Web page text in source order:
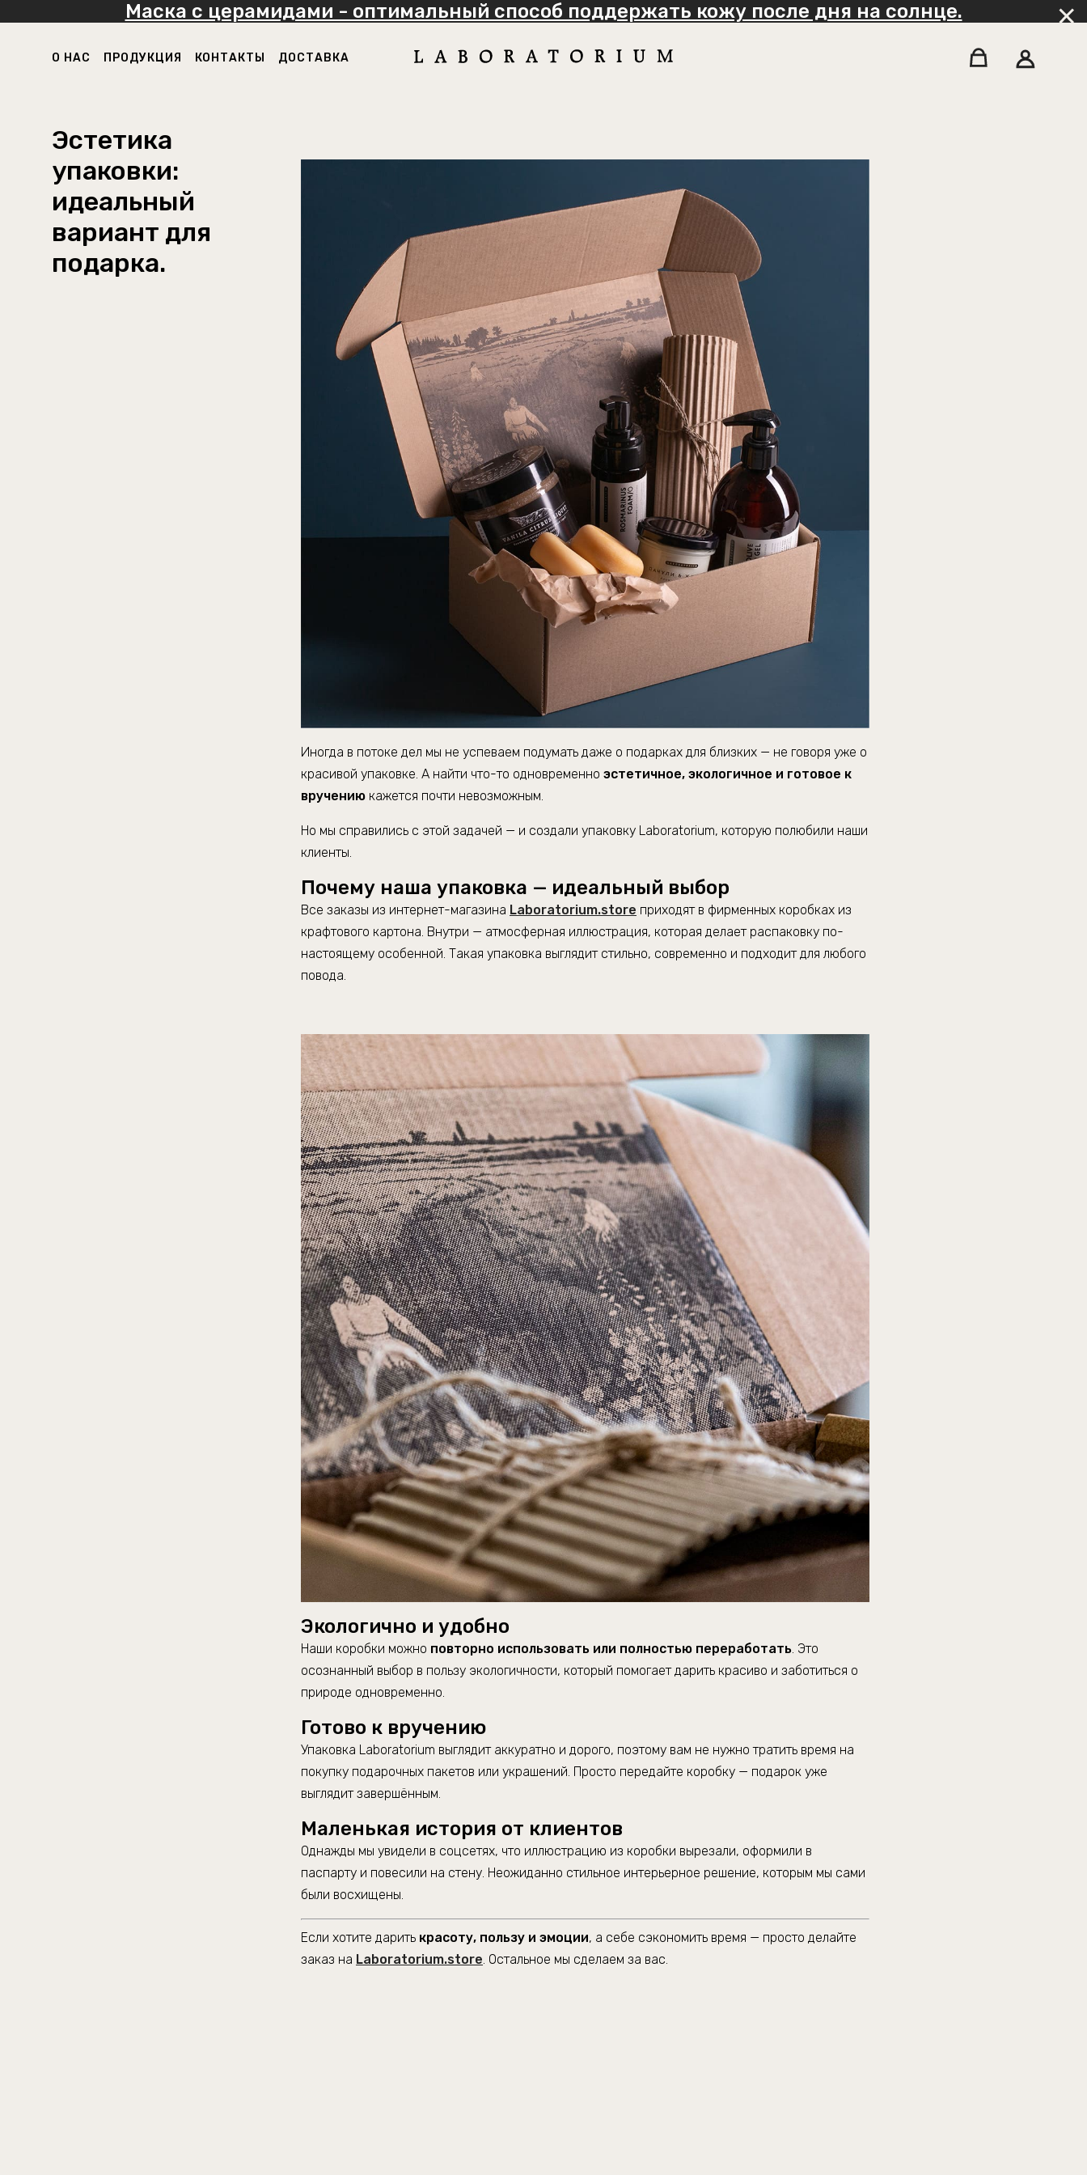
Маска с церамидами - оптимальный способ поддержать кожу после дня на солнце.
О НАС ПРОДУКЦИЯ КОНТАКТЫ ДОСТАВКА
Эстетика
упаковки:
идеальный
вариант для
подарка.
Иногда в потоке дел мы не успеваем подумать даже о подарках для близких — не говоря уже о
красивой упаковке. А найти что-то одновременно эстетичное, экологичное и готовое к
вручению кажется почти невозможным.
Но мы справились с этой задачей — и создали упаковку Laboratorium, которую полюбили наши
клиенты.
Почему наша упаковка — идеальный выбор
Все заказы из интернет-магазина Laboratorium.store приходят в фирменных коробках из
крафтового картона. Внутри — атмосферная иллюстрация, которая делает распаковку по-
настоящему особенной. Такая упаковка выглядит стильно, современно и подходит для любого
повода.
Экологично и удобно
Наши коробки можно повторно использовать или полностью переработать. Это
осознанный выбор в пользу экологичности, который помогает дарить красиво и заботиться о
природе одновременно.
Готово к вручению
Упаковка Laboratorium выглядит аккуратно и дорого, поэтому вам не нужно тратить время на
покупку подарочных пакетов или украшений. Просто передайте коробку — подарок уже
выглядит завершённым.
Маленькая история от клиентов
Однажды мы увидели в соцсетях, что иллюстрацию из коробки вырезали, оформили в
паспарту и повесили на стену. Неожиданно стильное интерьерное решение, которым мы сами
были восхищены.
Если хотите дарить красоту, пользу и эмоции, а себе сэкономить время — просто делайте
заказ на Laboratorium.store. Остальное мы сделаем за вас.